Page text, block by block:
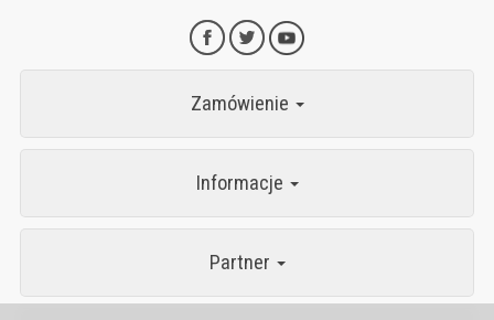
Zamówienie
Informacje
Partner